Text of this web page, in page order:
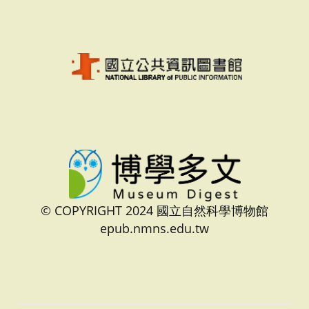
© COPYRIGHT 2024 國立自然科學博物館
epub.nmns.edu.tw